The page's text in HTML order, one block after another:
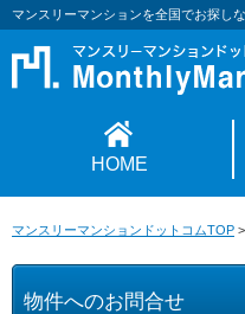
マンスリーマンションを全国でお探し
HOME
マンスリーマンションドットコムTOP >
物件へのお問合せ